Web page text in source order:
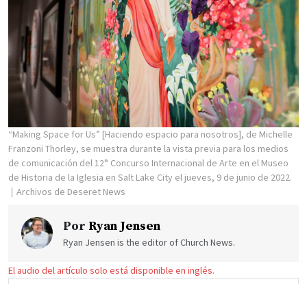
“Making Space for Us” [Haciendo espacio para nosotros], de Michelle
Franzoni Thorley, se muestra durante la vista previa para los medios
de comunicación del 12° Concurso Internacional de Arte en el Museo
de Historia de la Iglesia en Salt Lake City el jueves, 9 de junio de 2022.
Archivos de Deseret News
Por Ryan Jensen
Ryan Jensen is the editor of Church News.
El audio del artículo solo está disponible en inglés.